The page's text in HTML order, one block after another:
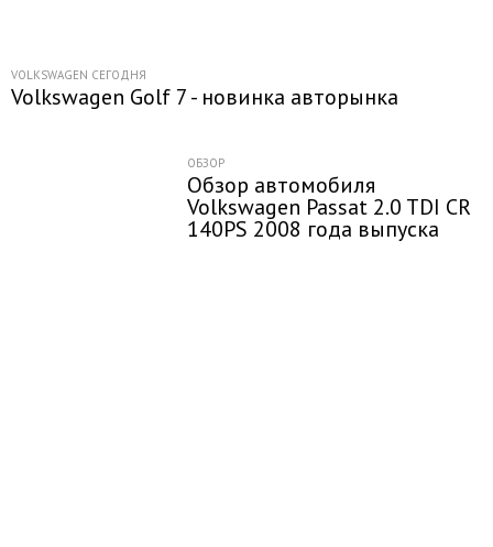
VOLKSWAGEN СЕГОДНЯ
Volkswagen Golf 7 - новинка авторынка
ОБЗОР
Обзор автомобиля
Volkswagen Passat 2.0 TDI CR
140PS 2008 года выпуска